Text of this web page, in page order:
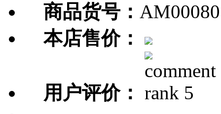
商品货号：
本店售价：
用户评价：